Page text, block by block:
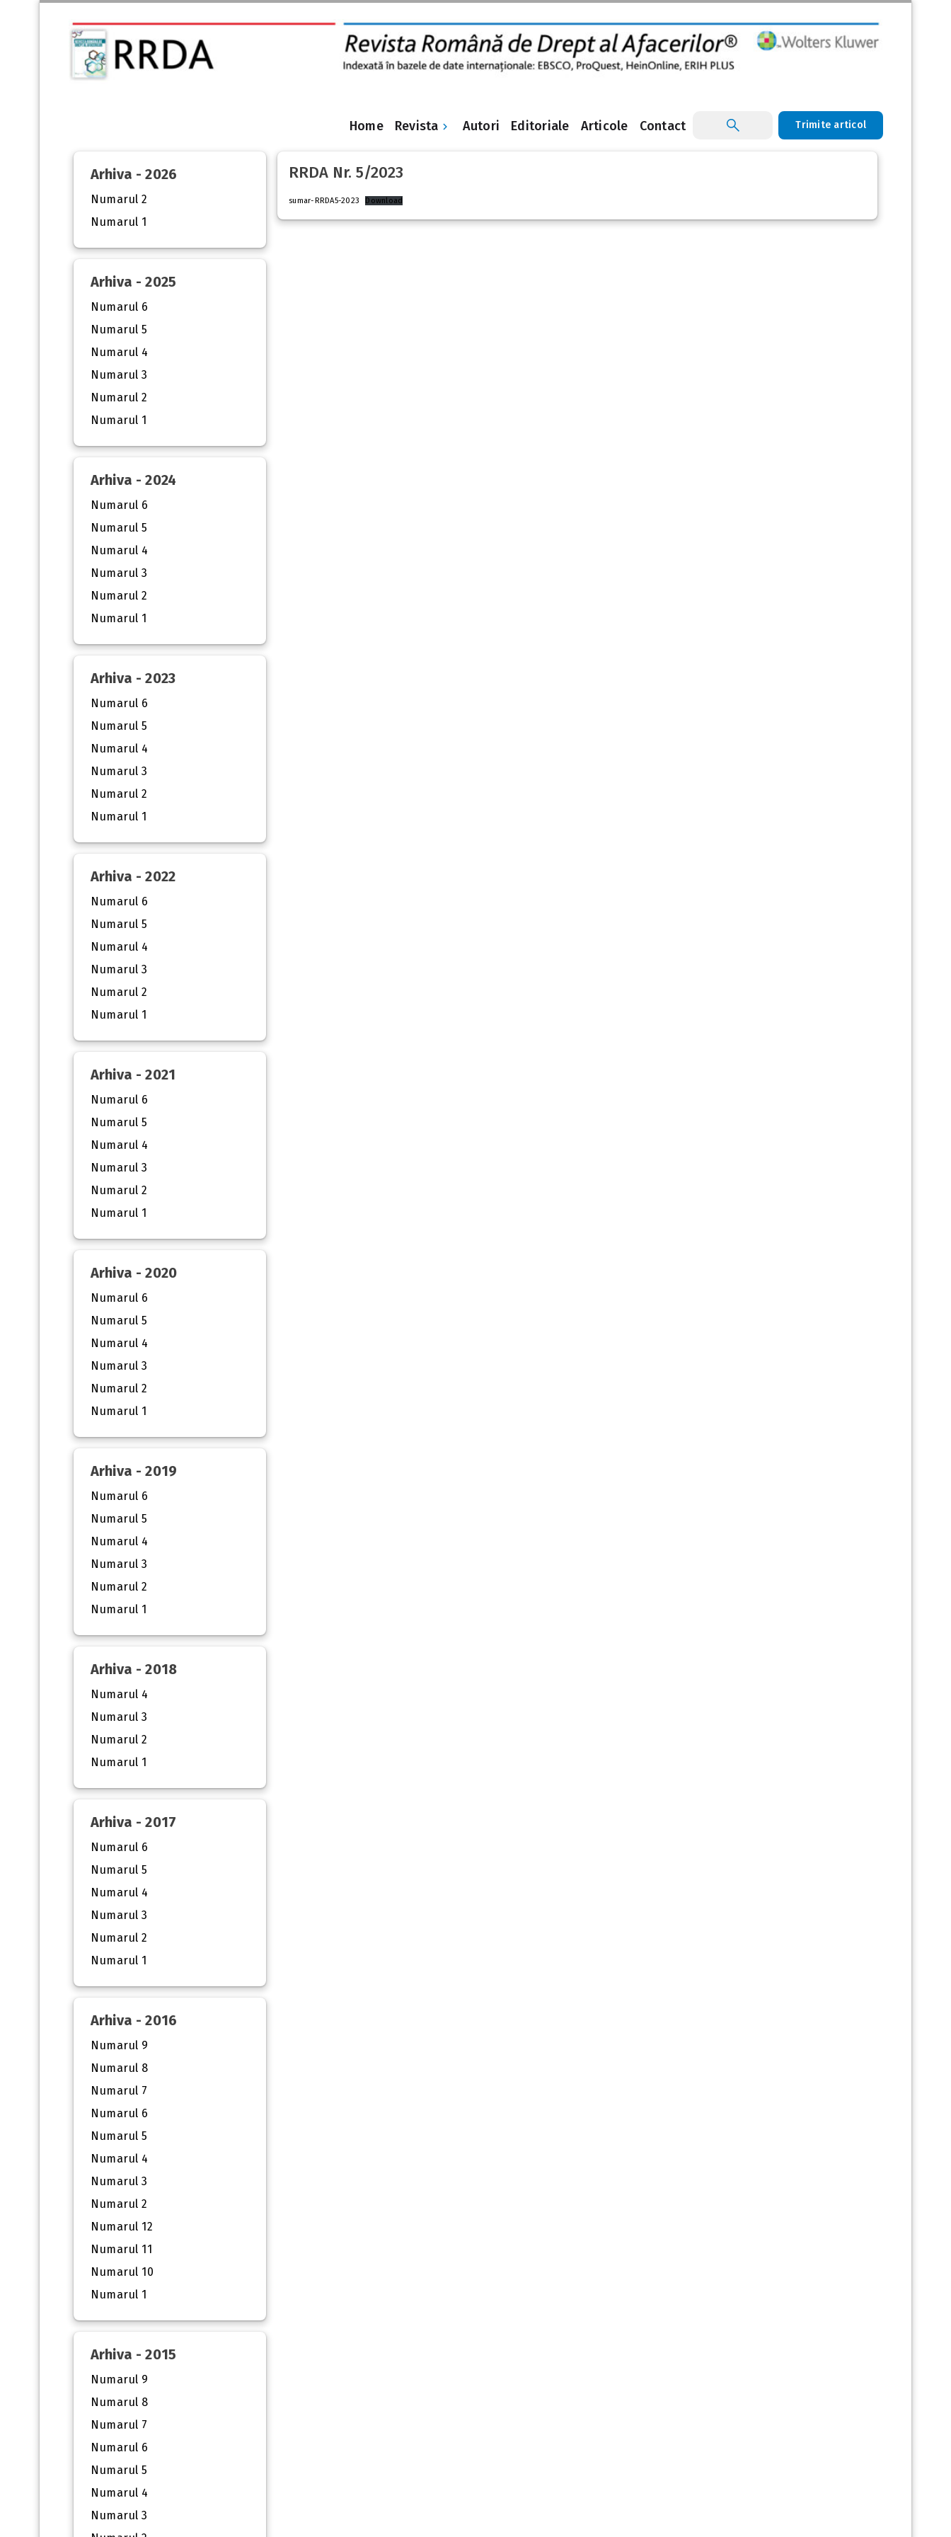
Home Revista Autori Editoriale Articole Contact Trimite articol
Arhiva - 2026
Numarul 2
Numarul 1
Arhiva - 2025
Numarul 6
Numarul 5
Numarul 4
Numarul 3
Numarul 2
Numarul 1
Arhiva - 2024
Numarul 6
Numarul 5
Numarul 4
Numarul 3
Numarul 2
Numarul 1
Arhiva - 2023
Numarul 6
Numarul 5
Numarul 4
Numarul 3
Numarul 2
Numarul 1
Arhiva - 2022
Numarul 6
Numarul 5
Numarul 4
Numarul 3
Numarul 2
Numarul 1
Arhiva - 2021
Numarul 6
Numarul 5
Numarul 4
Numarul 3
Numarul 2
Numarul 1
Arhiva - 2020
Numarul 6
Numarul 5
Numarul 4
Numarul 3
Numarul 2
Numarul 1
Arhiva - 2019
Numarul 6
Numarul 5
Numarul 4
Numarul 3
Numarul 2
Numarul 1
Arhiva - 2018
Numarul 4
Numarul 3
Numarul 2
Numarul 1
Arhiva - 2017
Numarul 6
Numarul 5
Numarul 4
Numarul 3
Numarul 2
Numarul 1
Arhiva - 2016
Numarul 9
Numarul 8
Numarul 7
Numarul 6
Numarul 5
Numarul 4
Numarul 3
Numarul 2
Numarul 12
Numarul 11
Numarul 10
Numarul 1
Arhiva - 2015
Numarul 9
Numarul 8
Numarul 7
Numarul 6
Numarul 5
Numarul 4
Numarul 3
RRDA Nr. 5/2023
sumar-RRDA5-2023 Download